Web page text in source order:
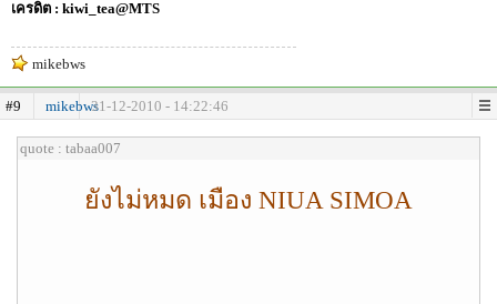
เครดิต : kiwi_tea@MTS
mikebws
#9 mikebws31-12-2010 - 14:22:46
quote : tabaa007
ยังไม่หมด เมือง NIUA SIMOA